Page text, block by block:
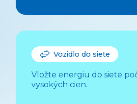
Vozidlo do siete
Vložte energiu do siete
vysokých cien.